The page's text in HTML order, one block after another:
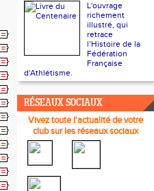
L'ouvrage
richement
illustré, qui
retrace
l’Histoire de la
Fédération
Française
d'Athlétisme.
RÉSEAUX SOCIAUX
Vivez toute l'actualité de votre
club sur les réseaux sociaux